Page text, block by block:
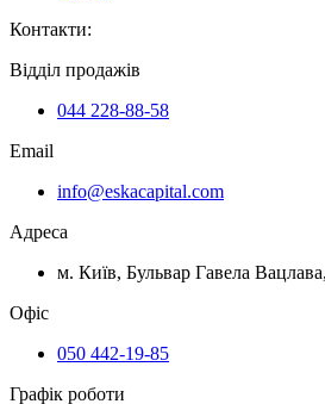
Контакти:
Відділ продажів
044 228-88-58
Email
info@eskacapital.com
Адреса
м. Київ, Бульвар Гавела
Офіс
050 442-19-85
Графік роботи